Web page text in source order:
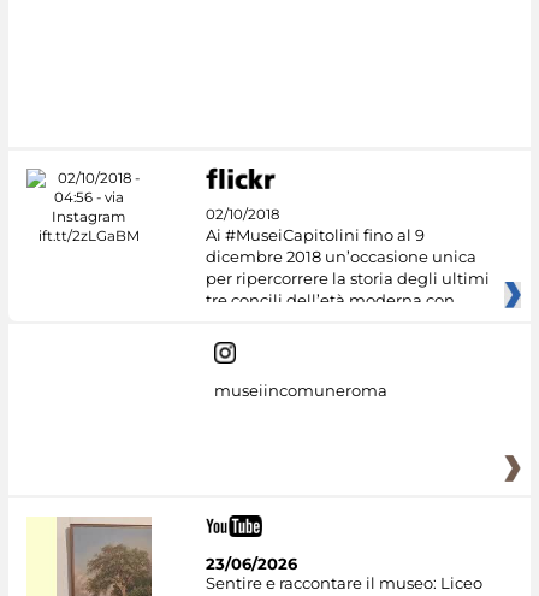
02/10/2018
Ai #MuseiCapitolini fino al 9
dicembre 2018 un’occasione unica
per ripercorrere la storia degli ultimi
tre concili dell’età moderna con
museiincomuneroma
23/06/2026
Sentire e raccontare il museo: Liceo